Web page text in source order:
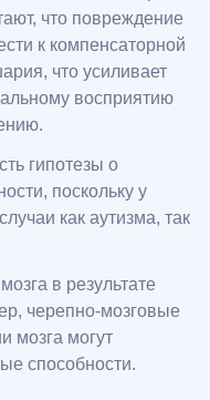
что повреждение
к компенсаторной
что усиливает
восприятию
гипотезы о
поскольку у
как аутизма, так
в результате
черепно-мозговые
мозга могут
способности.